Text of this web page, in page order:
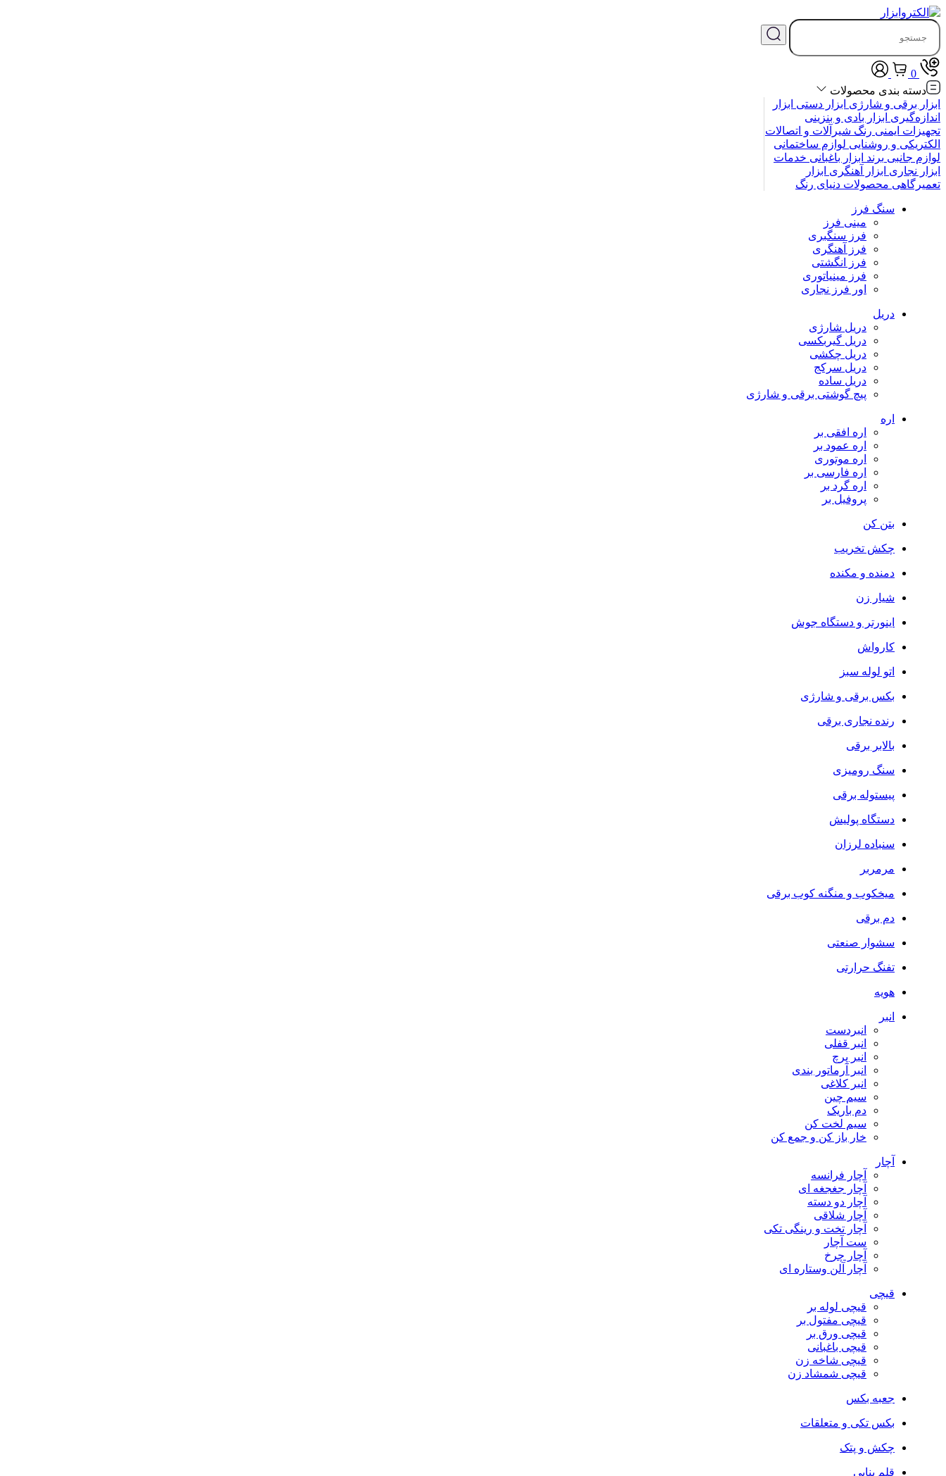
0
دسته بندی محصولات
ابزار برقی و شارژی ابزار دستی ابزار
اندازه‌گیری ابزار بادی و بنزینی
تجهیزات ایمنی رنگ شیرآلات و اتصالات
الکتریکی و روشنایی لوازم ساختمانی
لوازم جانبی برند ابزار باغبانی خدمات
ابزار نجاری ابزار آهنگری ابزار
تعمیرگاهی محصولات دنیای رنگ
سنگ فرز
مینی فرز
فرز سنگبری
فرز آهنگری
فرز انگشتی
فرز مینیاتوری
اور فرز نجاری
دریل
دریل شارژی
دریل گیربکسی
دریل چکشی
دریل سرکج
دریل ساده
پیچ گوشتی برقی و شارژی
اره
اره افقی بر
اره عمود بر
اره موتوری
اره فارسی بر
اره گرد بر
پروفیل بر
بتن کن
چکش تخریب
دمنده و مکنده
شیار زن
اینورتر و دستگاه جوش
کارواش
اتو لوله سبز
بکس برقی و شارژی
رنده نجاری برقی
بالابر برقی
سنگ رومیزی
پیستوله برقی
دستگاه پولیش
سنباده لرزان
مرمربر
میخکوب و منگنه کوب برقی
دم برقی
سشوار صنعتی
تفنگ حرارتی
هویه
انبر
انبردست
انبر قفلی
انبر پرچ
انبر آرماتور بندی
انبر کلاغی
سیم چین
دم باریک
سیم لخت کن
خار باز کن و جمع کن
آچار
آچار فرانسه
آچار جغجغه ای
آچار دو دسته
آچار شلاقی
آچار تخت و رینگی تکی
ست آچار
آچار چرخ
آچار آلن وستاره ای
قیچی
قیچی لوله بر
قیچی مفتول بر
قیچی ورق بر
قیچی باغبانی
قیچی شاخه زن
قیچی شمشاد زن
جعبه بکس
بکس تکی و متعلقات
چکش و پتک
قلم بنایی